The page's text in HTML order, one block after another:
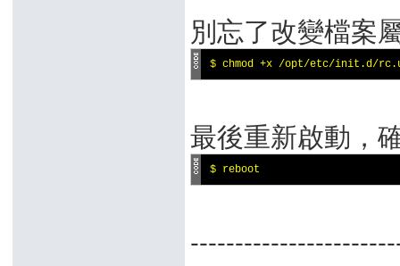
別忘了改變檔案
$ chmod +x /opt/etc/init.d/
最後重新啟動，
$ reboot